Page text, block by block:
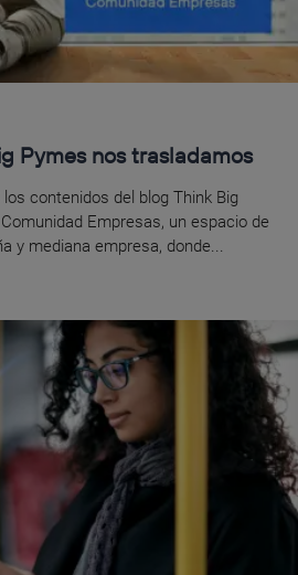
Pymes nos trasladamos
contenidos del blog Think Big
Empresas, un espacio de
y mediana empresa, donde...